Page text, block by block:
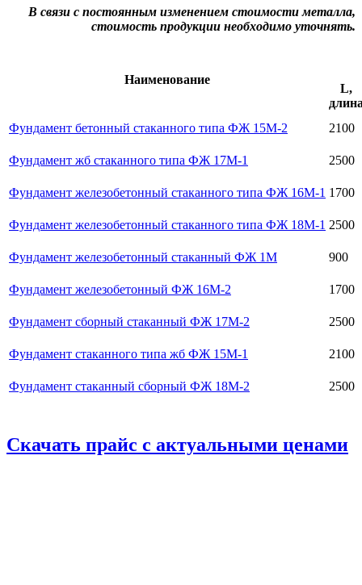
В связи с постоянным изменением стоимости металла,
стоимость продукции необходимо уточнять.
Наименование
L,
Фундамент бетонный стаканного типа ФЖ 15М-2
2100
Фундамент жб стаканного типа ФЖ 17М-1 2500
Фундамент железобетонный стаканного типа ФЖ 16М-1 1700
Фундамент железобетонный стаканного типа ФЖ 18М-1 2500
Фундамент железобетонный стаканный ФЖ 1М 900
Фундамент железобетонный ФЖ 16М-2 1700
Фундамент сборный стаканный ФЖ 17М-2 2500
Фундамент стаканного типа жб ФЖ 15М-1 2100
Фундамент стаканный сборный ФЖ 18М-2 2500
Скачать прайс с актуальными ценами